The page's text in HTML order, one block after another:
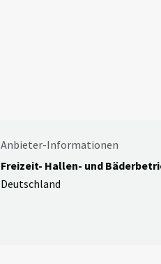
Anbieter-Informationen
Freizeit- Hallen- und
Deutschland